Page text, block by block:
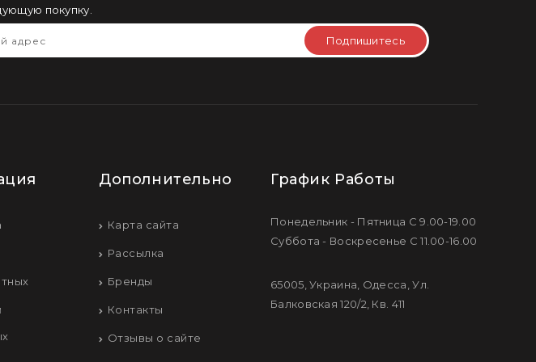
покупку.
Подпишитесь
Дополнительно
Карта сайта
Рассылка
Бренды
Контакты
Отзывы о сайте
График Работы
Понедельник - Пятница С 9.00-19.00
Суббота - Воскресенье С 11.00-16.00
65005, Украина, Одесса, Ул.
Балковская 120/2, Кв. 411